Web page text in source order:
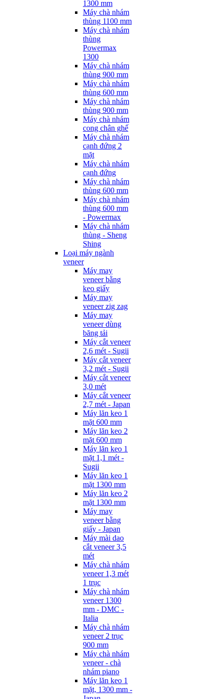
1300 mm
Máy chà nhám
thùng 1100 mm
Máy chà nhám
thùng
Powermax
1300
Máy chà nhám
thùng 900 mm
Máy chà nhám
thùng 600 mm
Máy chà nhám
thùng 900 mm
Máy chà nhám
cong chân ghế
Máy chà nhám
cạnh đứng 2
mặt
Máy chà nhám
cạnh đứng
Máy chà nhám
thùng 600 mm
Máy chà nhám
thùng 600 mm
- Powermax
Máy chà nhám
thùng - Sheng
Shing
Loại máy ngành
veneer
Máy may
veneer bằng
keo giấy
Máy may
veneer zig zag
Máy may
veneer dùng
băng tải
Máy cắt veneer
2,6 mét - Sugii
Máy cắt veneer
3,2 mét - Sugii
Máy cắt veneer
3,0 mét
Máy cắt veneer
2,7 mét - Japan
Máy lăn keo 1
mặt 600 mm
Máy lăn keo 2
mặt 600 mm
Máy lăn keo 1
mặt 1,1 mét -
Sugii
Máy lăn keo 1
mặt 1300 mm
Máy lăn keo 2
mặt 1300 mm
Máy may
veneer bằng
giấy - Japan
Máy mài dao
cắt veneer 3,5
mét
Máy chà nhám
veneer 1,3 mét
1 trục
Máy chà nhám
veneer 1300
mm - DMC -
Italia
Máy chà nhám
veneer 2 trục
900 mm
Máy chà nhám
veneer - chà
nhám piano
Máy lăn keo 1
mặt, 1300 mm -